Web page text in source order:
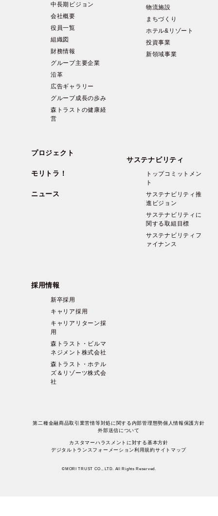
中長期ビジョン
会社概要
役員一覧
組織図
財務情報
グループ主要企業
沿革
広告ギャラリー
グループ成長の歩み
森トラストの健康経
営
物流施設
まちづくり
ホテル&リゾート
投資事業
新領域事業
プロジェクト
モリトラ！
ニュース
サステナビリティ
トップコミットメン
ト
サステナビリティ推
進ビジョン
サステナビリティに
関する取組目標
サステナビリティフ
ァイナンス
採用情報
新卒採用
キャリア採用
キャリアリターン採
用
森トラスト・ビルマ
ネジメント株式会社
森トラスト・ホテル
ズ＆リゾーツ株式会
社
第二種金融商品取引業苦情等対処に関する内部管理態勢個人情報保護方針
外部送信について
カスタマーハラスメントに対する基本方針
デジタルトランスフォーメーション利用規約サイトマップ
©MORI TRUST CO., LTD. All Rights Reserved.